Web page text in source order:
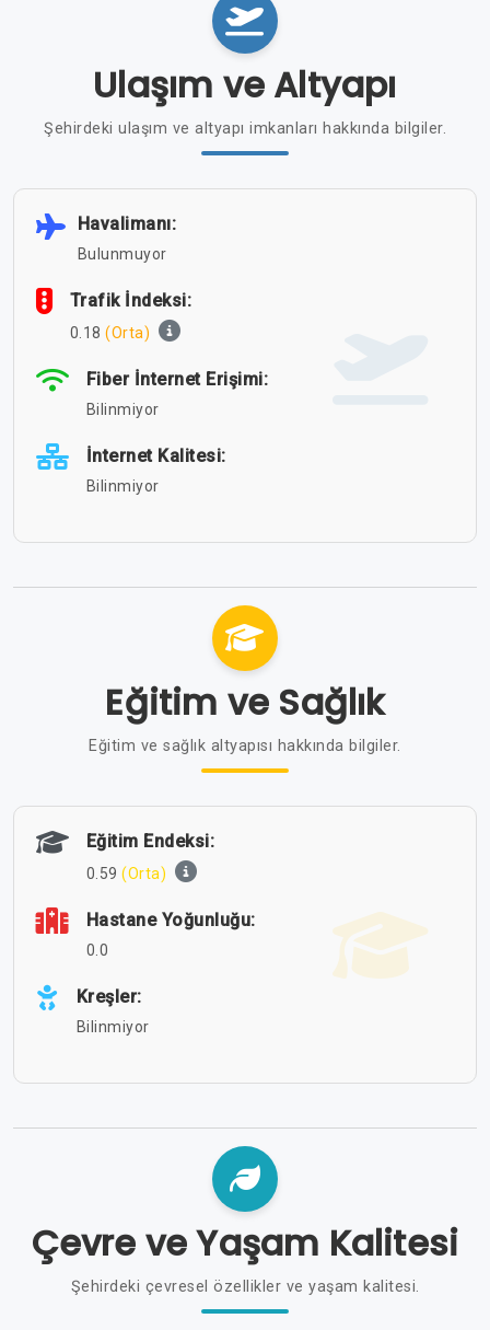
Ulaşım ve Altyapı
Şehirdeki ulaşım ve altyapı imkanları hakkında bilgiler.
Havalimanı:
Bulunmuyor
Trafik İndeksi:
0.18 (Orta)
Fiber İnternet Erişimi:
Bilinmiyor
İnternet Kalitesi:
Bilinmiyor
Eğitim ve Sağlık
Eğitim ve sağlık altyapısı hakkında bilgiler.
Eğitim Endeksi:
0.59 (Orta)
Hastane Yoğunluğu:
0.0
Kreşler:
Bilinmiyor
Çevre ve Yaşam Kalitesi
Şehirdeki çevresel özellikler ve yaşam kalitesi.